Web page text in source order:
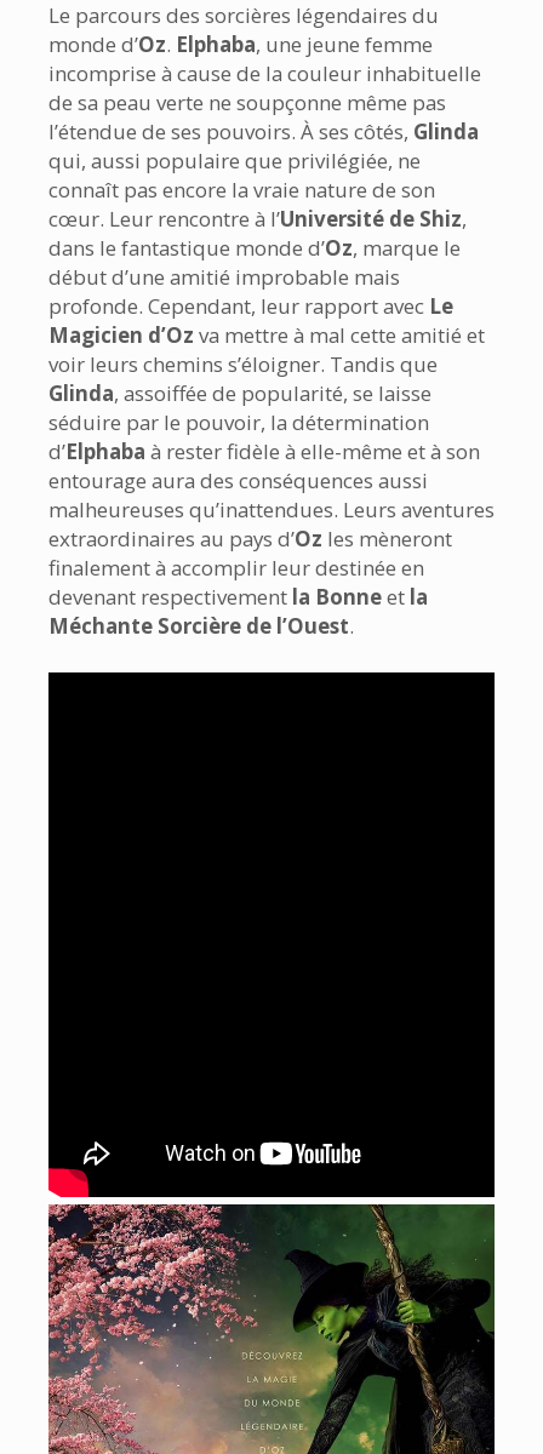
Le parcours des sorcières légendaires du
monde d’Oz. Elphaba, une jeune femme
incomprise à cause de la couleur inhabituelle
de sa peau verte ne soupçonne même pas
l’étendue de ses pouvoirs. À ses côtés, Glinda
qui, aussi populaire que privilégiée, ne
connaît pas encore la vraie nature de son
cœur. Leur rencontre à l’Université de Shiz,
dans le fantastique monde d’Oz, marque le
début d’une amitié improbable mais
profonde. Cependant, leur rapport avec Le
Magicien d’Oz va mettre à mal cette amitié et
voir leurs chemins s’éloigner. Tandis que
Glinda, assoiffée de popularité, se laisse
séduire par le pouvoir, la détermination
d’Elphaba à rester fidèle à elle-même et à son
entourage aura des conséquences aussi
malheureuses qu’inattendues. Leurs aventures
extraordinaires au pays d’Oz les mèneront
finalement à accomplir leur destinée en
devenant respectivement la Bonneet la
Méchante Sorcière de l’Ouest.